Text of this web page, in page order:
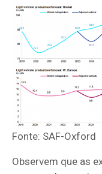
Fonte: SAF-Oxford
Observem que as